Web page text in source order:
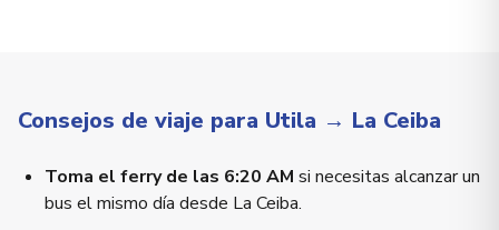
Consejos de viaje para Utila → La Ceiba
Toma el ferry de las 6:20 AM si necesitas alcanzar un
bus el mismo día desde La Ceiba.